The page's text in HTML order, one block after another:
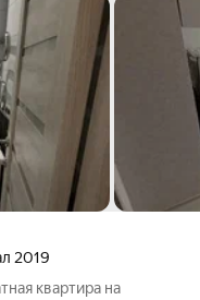
2019
квартира на